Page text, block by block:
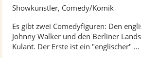
Showkünstler, Comedy/Komik
Es gibt zwei Comedyfiguren: Den
Johnny Walker und den Berliner
Kulant. Der Erste ist ein "englischer" ...